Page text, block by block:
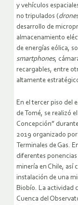
y vehículos
no tripulados (
desarrollo de
almacenamiento
de energías eólica,
smartphones,
recargables, entre
altamente
En el tercer piso del
de Tomé, se realizó
Concepción”
2019 organizado
Terminales de Gas.
diferentes
minería en Chile, así
instalación de una
Biobío. La actividad
Cuenca del